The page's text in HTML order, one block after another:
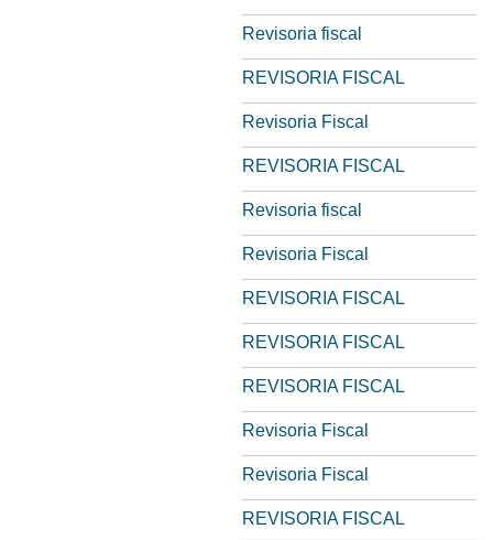
Revisoria fiscal
REVISORIA FISCAL
Revisoria Fiscal
REVISORIA FISCAL
Revisoria fiscal
Revisoria Fiscal
REVISORIA FISCAL
REVISORIA FISCAL
REVISORIA FISCAL
Revisoria Fiscal
Revisoria Fiscal
REVISORIA FISCAL